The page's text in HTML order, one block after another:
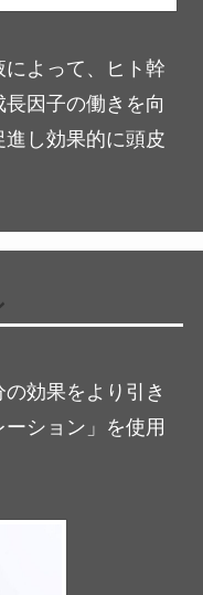
よって、ヒト幹
因子の働きを向
進し効果的に頭皮
効果をより引き
ション」を使用